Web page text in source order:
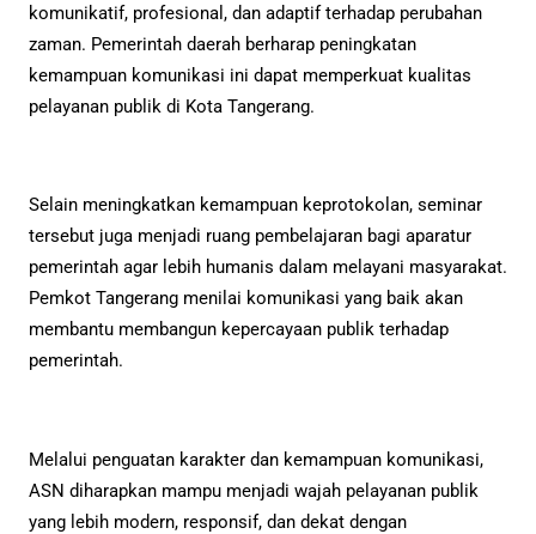
komunikatif, profesional, dan adaptif terhadap perubahan
zaman. Pemerintah daerah berharap peningkatan
kemampuan komunikasi ini dapat memperkuat kualitas
pelayanan publik di Kota Tangerang.
Selain meningkatkan kemampuan keprotokolan, seminar
tersebut juga menjadi ruang pembelajaran bagi aparatur
pemerintah agar lebih humanis dalam melayani masyarakat.
Pemkot Tangerang menilai komunikasi yang baik akan
membantu membangun kepercayaan publik terhadap
pemerintah.
Melalui penguatan karakter dan kemampuan komunikasi,
ASN diharapkan mampu menjadi wajah pelayanan publik
yang lebih modern, responsif, dan dekat dengan